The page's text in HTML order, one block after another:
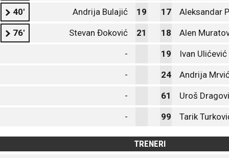
40' Andrija Bulajić 19 17 Aleksandar
76' Stevan Đoković 21 18 Alen
- 19 Ivan Ulićević
- 24 Andrija
- 61 Uroš
- 99 Tarik
TRENERI